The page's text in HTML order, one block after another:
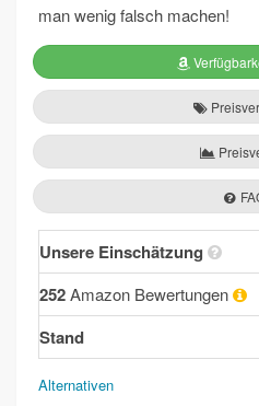
man wenig falsch machen!
Unsere Einschätzung
252Amazon Bewertungen
Stand
Alternativen